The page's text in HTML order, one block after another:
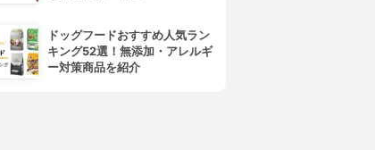
M・A・C(マック)
ドッグフードおすすめ人気ラン
キング52選！無添加・アレルギ
ー対策商品を紹介